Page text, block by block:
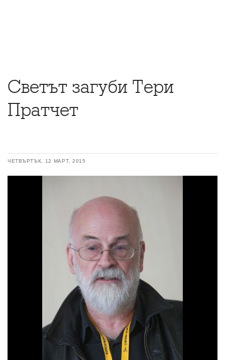
Светът загуби Тери
Пратчет
ЧЕТВЪРТЪК, 12 МАРТ, 2015